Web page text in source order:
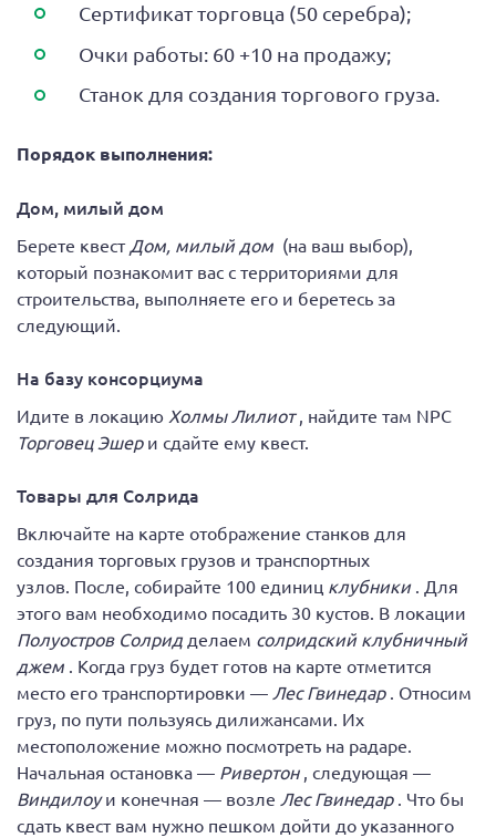
Сертификат торговца (50 серебра);
Очки работы: 60 +10 на продажу;
Станок для создания торгового груза.
Порядок выполнения:
Дом, милый дом
Берете квестДом, милый дом (на ваш выбор),
который познакомит вас с территориями для
строительства, выполняете его и беретесь за
следующий.
На базу консорциума
Идите в локацию Холмы Лилиот, найдите там NPC
Торговец Эшер и сдайте ему квест.
Товары для Солрида
Включайте на карте отображение станков для
создания торговых грузов и транспортных
узлов. После, собирайте 100 единиц клубники . Для
этого вам необходимо посадить 30 кустов. В локации
Полуостров Солрид делаем солридский клубничный
джем . Когда груз будет готов на карте отметится
место его транспортировки — Лес Гвинедар . Относим
груз, по пути пользуясь дилижансами. Их
местоположение можно посмотреть на радаре.
Начальная остановка — Ривертон , следующая —
Виндилоуи конечная — возле Лес Гвинедар . Что бы
сдать квест вам нужно пешком дойти до указанного